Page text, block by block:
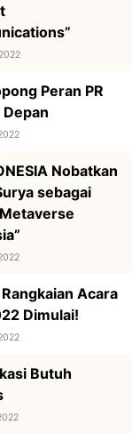
Peran PR
Nobatkan
sebagai
Acara
Dimulai!
Butuh